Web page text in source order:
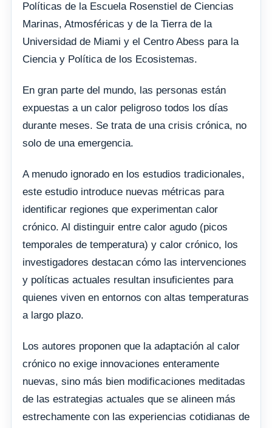
Políticas de la Escuela Rosenstiel de Ciencias
Marinas, Atmosféricas y de la Tierra de la
Universidad de Miami y el Centro Abess para la
Ciencia y Política de los Ecosistemas.
En gran parte del mundo, las personas están
expuestas a un calor peligroso todos los días
durante meses. Se trata de una crisis crónica, no
solo de una emergencia.
A menudo ignorado en los estudios tradicionales,
este estudio introduce nuevas métricas para
identificar regiones que experimentan calor
crónico. Al distinguir entre calor agudo (picos
temporales de temperatura) y calor crónico, los
investigadores destacan cómo las intervenciones
y políticas actuales resultan insuficientes para
quienes viven en entornos con altas temperaturas
a largo plazo.
Los autores proponen que la adaptación al calor
crónico no exige innovaciones enteramente
nuevas, sino más bien modificaciones meditadas
de las estrategias actuales que se alineen más
estrechamente con las experiencias cotidianas de